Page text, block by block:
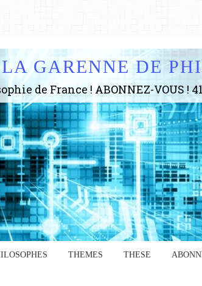
LA GARENNE DE
THEMES THESE